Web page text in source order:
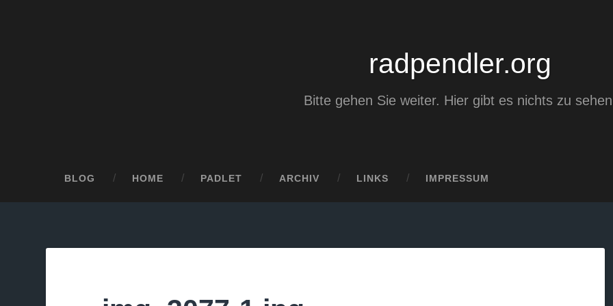
radpendler.org
Bitte gehen Sie weiter. Hier gibt es nichts zu
BLOG HOME PADLET ARCHIV LINKS IMPRESSUM